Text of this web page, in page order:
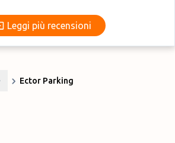
Leggi più recensioni
Leggi più recensioni
More
Ector Parking